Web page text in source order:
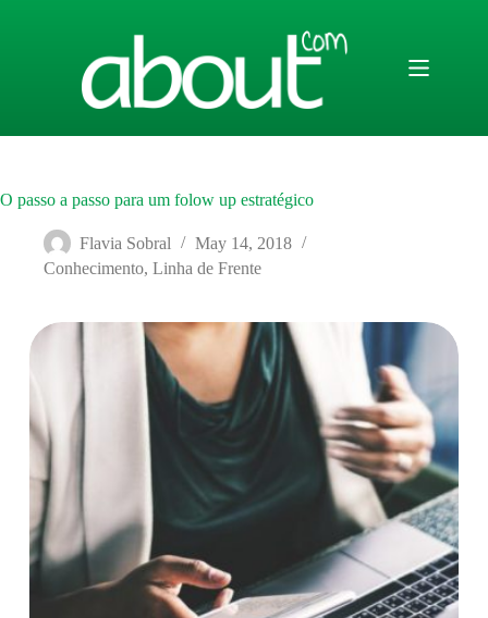
O passo a passo para um folow up estratégico
Flavia Sobral
May 14, 2018
Conhecimento, Linha de Frente